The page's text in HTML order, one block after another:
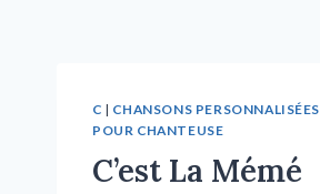
C | CHANSONS PERSONNALISÉES
POUR CHANTEUSE
C’est La Mémé